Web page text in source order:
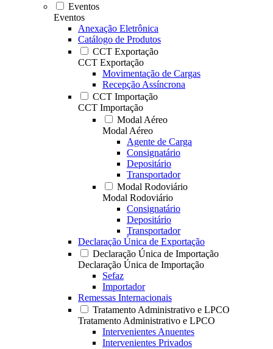
Eventos
Eventos
Anexação Eletrônica
Catálogo de Produtos
CCT Exportação
CCT Exportação
Movimentação de Cargas
Recepção Assíncrona
CCT Importação
CCT Importação
Modal Aéreo
Modal Aéreo
Agente de Carga
Consignatário
Depositário
Transportador
Modal Rodoviário
Modal Rodoviário
Consignatário
Depositário
Transportador
Declaração Única de Exportação
Declaração Única de Importação
Declaração Única de Importação
Sefaz
Importador
Remessas Internacionais
Tratamento Administrativo e LPCO
Tratamento Administrativo e LPCO
Intervenientes Anuentes
Intervenientes Privados